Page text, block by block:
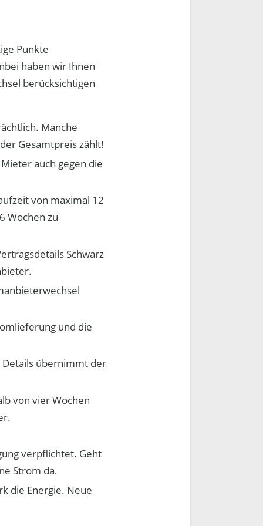
Punkte
haben wir Ihnen
berücksichtigen
Manche
Gesamtpreis zählt!
auch gegen die
von maximal 12
Wochen zu
Schwarz
und die
Details übernimmt der
von vier Wochen
verpflichtet. Geht
Strom da.
die Energie. Neue